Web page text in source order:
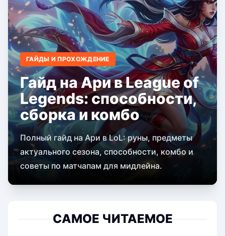
ГАЙДЫ И ПРОХОЖДЕНИЕ
Гайд на Ари в League of
Legends: способности,
сборка и комбо
Полный гайд на Ари в LoL: руны, предметы
актуального сезона, способности, комбо и
советы по матчапам для мидлейна.
САМОЕ ЧИТАЕМОЕ